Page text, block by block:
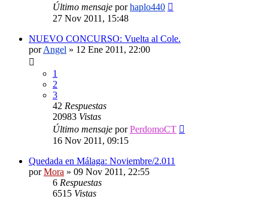
Último mensaje porhaplo440
27 Nov 2011, 15:48
NUEVO CONCURSO: Vuelta al Cole.
porAngel » 12 Ene 2011, 22:00
1
2
3
42 Respuestas
20983 Vistas
Último mensaje porPerdomoCT
16 Nov 2011, 09:15
Quedada en Málaga: Noviembre/2.011
porMora » 09 Nov 2011, 22:55
6 Respuestas
6515 Vistas